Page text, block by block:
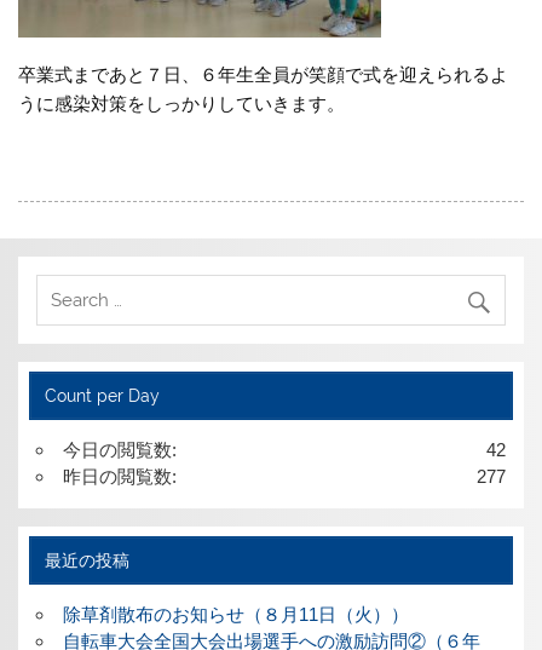
卒業式まであと７日、６年生全員が笑顔で式を迎えられるよ
うに感染対策をしっかりしていきます。
Count per Day
42
今日の閲覧数:
277
昨日の閲覧数:
最近の投稿
除草剤散布のお知らせ（８月11日（火））
自転車大会全国大会出場選手への激励訪問②（６年